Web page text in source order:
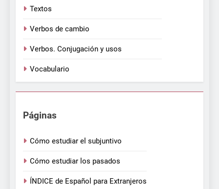
Textos
Verbos de cambio
Verbos. Conjugación y usos
Vocabulario
Páginas
Cómo estudiar el subjuntivo
Cómo estudiar los pasados
ÍNDICE de Español para Extranjeros